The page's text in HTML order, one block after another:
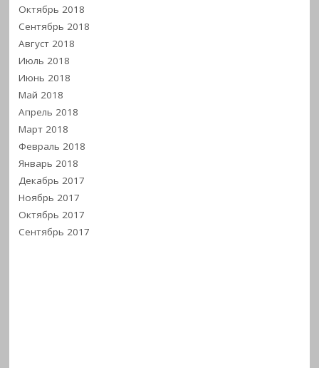
Октябрь 2018
Сентябрь 2018
Август 2018
Июль 2018
Июнь 2018
Май 2018
Апрель 2018
Март 2018
Февраль 2018
Январь 2018
Декабрь 2017
Ноябрь 2017
Октябрь 2017
Сентябрь 2017